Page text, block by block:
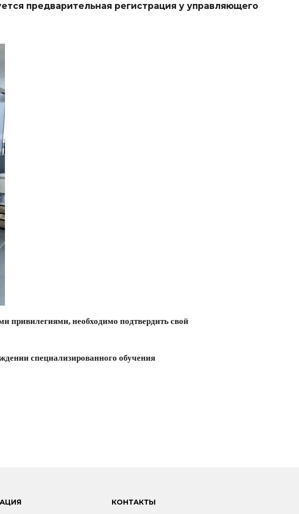
предварительная регистрация у управляющего
привилегиями, необходимо подтвердить свой
специализированного обучения
КОНТАКТЫ